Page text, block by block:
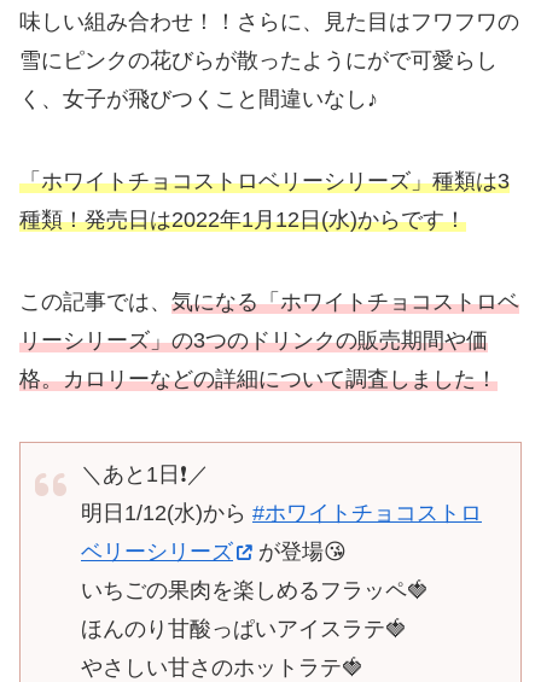
味しい組み合わせ！！さらに、見た目はフワフワの
雪にピンクの花びらが散ったようにがで可愛らし
く、女子が飛びつくこと間違いなし♪
「ホワイトチョコストロベリーシリーズ」種類は3
種類！発売日は2022年1月12日(水)からです！
この記事では、 気になる「ホワイトチョコストロベ
リーシリーズ」の3つのドリンクの販売期間や価
格。カロリーなどの詳細について調査しました！
＼あと1日❗️／
明日1/12(水)から #ホワイトチョコストロ
ベリーシリーズ
が登場😘
いちごの果肉を楽しめるフラッペ🍓
ほんのり甘酸っぱいアイスラテ🍓
やさしい甘さのホットラテ🍓